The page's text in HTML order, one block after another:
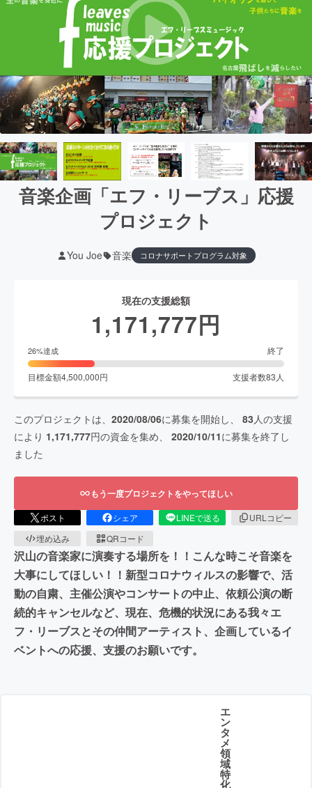
音楽企画「エフ・リーブス」応援
プロジェクト
You Joe 音楽 コロナサポートプログラム対象
現在の支援総額
1,171,777円
26%達成 終了
目標金額4,500,000円 支援者数83 人
このプロジェクトは、 2020/08/06に募集を開始し、 83人の支援
により 1,171,777円の資金を集め、 2020/10/11に募集を終了し
ました
もう一度プロジェクトをやってほしい
ポスト シェア LINEで送る
URLコピー
埋め込み
QRコード
沢山の音楽家に演奏する場所を！！こんな時こそ音楽を
大事にしてほしい！！新型コロナウィルスの影響で、活
動の自粛、主催公演やコンサートの中止、依頼公演の断
続的キャンセルなど、現在、危機的状況にある我々エ
フ・リーブスとその仲間アーティスト、企画しているイ
ベントへの応援、支援のお願いです。
エ
ン
タ
メ
領
域
特
化